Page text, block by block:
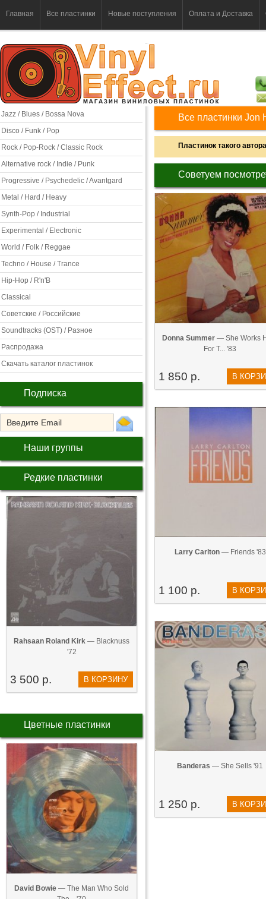
Главная Все пластинки Новые поступления Оплата и Доставка
Jazz / Blues / Bossa Nova
Disco / Funk / Pop
Rock / Pop-Rock / Classic Rock
Alternative rock / Indie / Punk
Progressive / Psychedelic / Avantgard
Metal / Hard / Heavy
Synth-Pop / Industrial
Experimental / Electronic
World / Folk / Reggae
Techno / House / Trance
Hip-Hop / R'n'B
Classical
Советские / Российские
Soundtracks (OST) / Разное
Распродажа
Скачать каталог пластинок
Подписка
Наши группы
Редкие пластинки
Rahsaan Roland Kirk — Blacknuss
'72
3 500 р. В КОРЗИНУ
Цветные пластинки
David Bowie — The Man Who Sold
Все пластинки Jon
Пластинок такого
Советуем
Donna Summer— She Works
For T... '83
1 850 р. В
Larry Carlton— Friends '83
1 100 р. В
Banderas — She Sells '91
1 250 р. В